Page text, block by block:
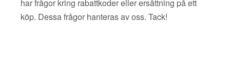
har frågor kring rabattkoder eller ersättning på ett
köp. Dessa frågor hanteras av oss. Tack!